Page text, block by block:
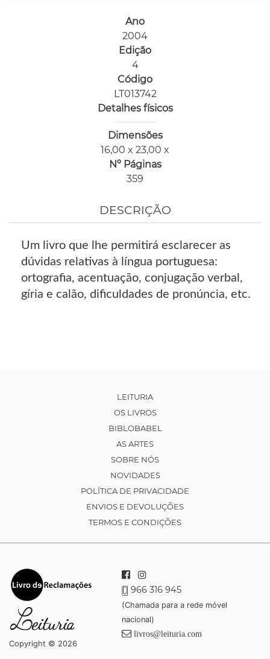
Ano
2004
Edição
4
Código
LT013742
Detalhes físicos
Dimensões
16,00 x 23,00 x
Nº Páginas
359
DESCRIÇÃO
Um livro que lhe permitirá esclarecer as
dúvidas relativas à língua portuguesa:
ortografia, acentuação, conjugação verbal,
gíria e calão, dificuldades de pronúncia, etc.
LEITURIA
OS LIVROS
BIBLOBABEL
AS ARTES
SOBRE NÓS
NOVIDADES
POLÍTICA DE PRIVACIDADE
ENVIOS E DEVOLUÇÕES
TERMOS E CONDIÇÕES
Copyright © 2026
966 316 945
(Chamada para a rede móvel
nacional)
livros@leituria.com